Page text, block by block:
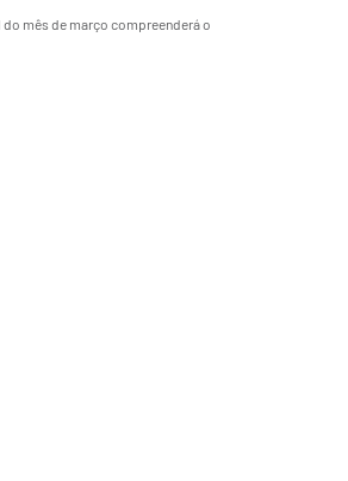
mês de março compreenderá o